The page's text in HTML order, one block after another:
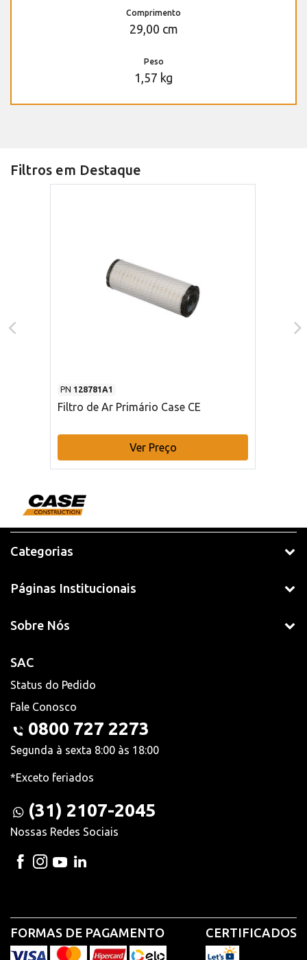
Comprimento
29,00 cm
Peso
1,57 kg
Filtros em Destaque
PN 128781A1
Filtro de Ar Primário Case CE
Ver Preço
Categorias
Páginas Institucionais
Sobre Nós
SAC
Status do Pedido
Fale Conosco
0800 727 2273
Segunda à sexta 8:00 às 18:00
*Exceto feriados
(31) 2107-2045
Nossas Redes Sociais
FORMAS DE PAGAMENTO CERTIFICADOS